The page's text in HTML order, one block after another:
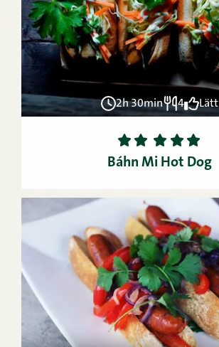
2h 30min 4 Lätt
1 2 3 4
5
Báhn Mi Hot Dog